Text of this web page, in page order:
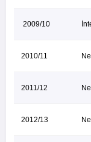
2009/10
2010/11
2011/12
2012/13